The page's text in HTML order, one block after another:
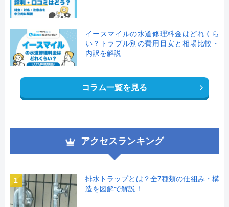
イースマイルの水道修理料金はどれくら
い？トラブル別の費用目安と相場比較・
内訳を解説
コラム一覧を見る
アクセスランキング
1
排水トラップとは？全7種類の仕組み・構
造を図解で解説！